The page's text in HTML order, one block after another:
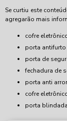
Se curtiu este
agregarão mais
cofre
porta antifurto
porta de
fechadura de
porta anti
cofre
porta